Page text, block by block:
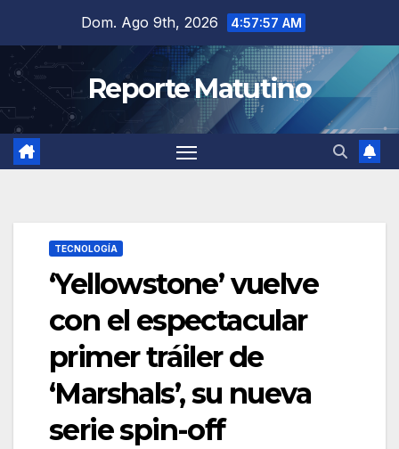
contenido
Dom. Ago 9th, 2026 4:57:58 AM
Reporte Matutino
TECNOLOGÍA
‘Yellowstone’ vuelve
con el espectacular
primer tráiler de
‘Marshals’, su nueva
serie spin-off